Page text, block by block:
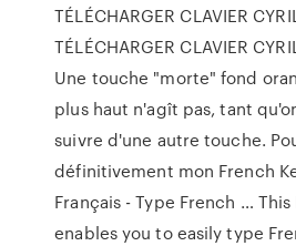
TÉLÉCHARGER CLAVIER
TÉLÉCHARGER CLAVIER
Une touche "morte" fond
plus haut n'agît pas, tant
suivre d'une autre touche.
définitivement mon French
Français - Type French …
enables you to easily type